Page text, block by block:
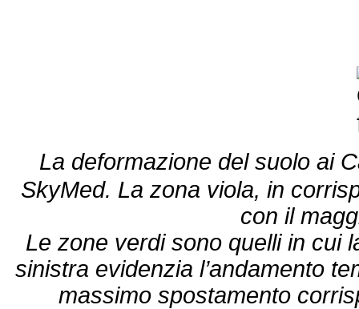
La deformazione del suolo ai
SkyMed. La zona viola, in
con il
Le zone verdi sono quelli in cui
sinistra evidenzia l’andamento
massimo spostamento